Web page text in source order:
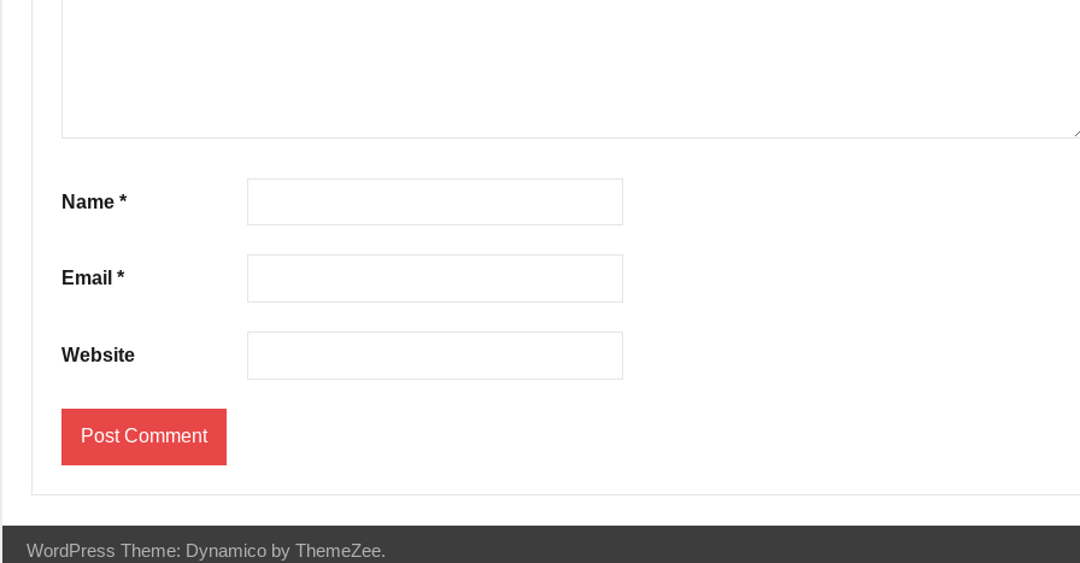
Name *
Email *
Website
WordPress Theme: Dynamico by ThemeZee.